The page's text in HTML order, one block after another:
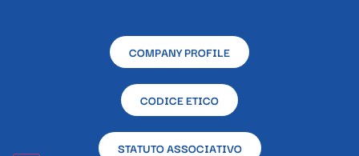
COMPANY PROFILE
CODICE ETICO
STATUTO ASSOCIATIVO